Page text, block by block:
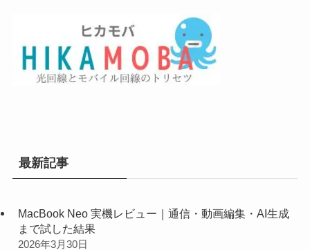
最新記事
MacBook Neo 実機レビュー｜通信・動画編集・AI生成
まで試した結果
2026年3月30日